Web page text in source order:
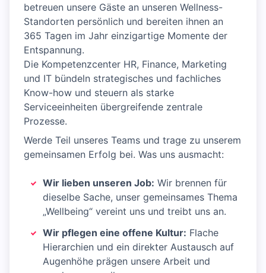
betreuen unsere Gäste an unseren Wellness-
Standorten persönlich und bereiten ihnen an
365 Tagen im Jahr einzigartige Momente der
Entspannung.
Die Kompetenzcenter HR, Finance, Marketing
und IT bündeln strategisches und fachliches
Know-how und steuern als starke
Serviceeinheiten übergreifende zentrale
Prozesse.
Werde Teil unseres Teams und trage zu unserem
gemeinsamen Erfolg bei. Was uns ausmacht:
Wir lieben unseren Job: Wir brennen für
dieselbe Sache, unser gemeinsames Thema
„Wellbeing“ vereint uns und treibt uns an.
Wir pflegen eine offene Kultur: Flache
Hierarchien und ein direkter Austausch auf
Augenhöhe prägen unsere Arbeit und